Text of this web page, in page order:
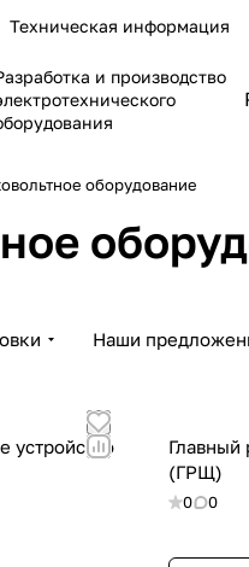
Техническая информация
и производство
оборудование
Наши
устройство
Главный
(ГРЩ)
0 0